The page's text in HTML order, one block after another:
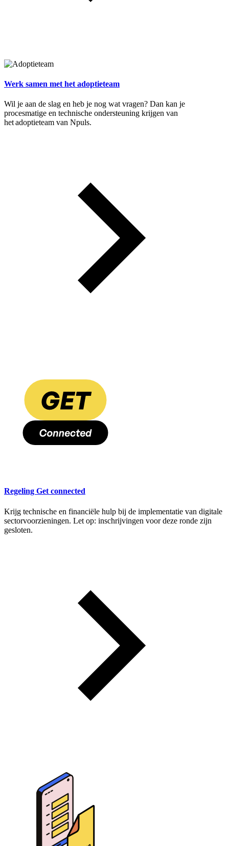
Werk samen met het adoptieteam
Wil je aan de slag en heb je nog wat vragen? Dan kan je
procesmatige en technische ondersteuning krijgen van
het adoptieteam van Npuls.
Regeling Get connected
Krijg technische en financiële hulp bij de implementatie van digitale
sectorvoorzieningen. Let op: inschrijvingen voor deze ronde zijn
gesloten.